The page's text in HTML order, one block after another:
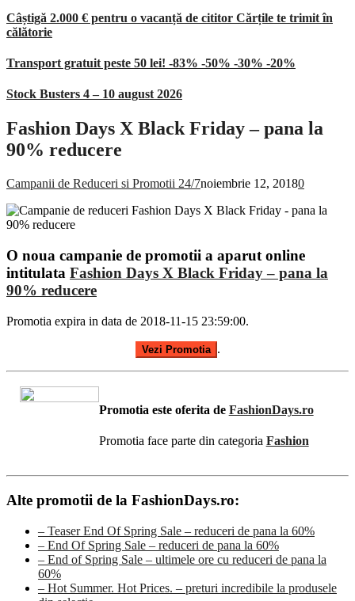
Câștigă 2.000 € pentru o vacanță de cititor Cărțile te trimit în
călătorie
Transport gratuit peste 50 lei! -83% -50% -30% -20%
Stock Busters 4 – 10 august 2026
Fashion Days X Black Friday – pana la
90% reducere
Campanii de Reduceri si Promotii 24/7noiembrie 12, 20180
O noua campanie de promotii a aparut online
intitulata Fashion Days X Black Friday – pana la
90% reducere
Promotia expira in data de 2018-11-15 23:59:00.
Vezi Promotia .
Promotia este oferita de FashionDays.ro
Promotia face parte din categoria Fashion
Alte promotii de la FashionDays.ro:
– Teaser End Of Spring Sale – reduceri de pana la 60%
– End Of Spring Sale – reduceri de pana la 60%
– End of Spring Sale – ultimele ore cu reduceri de pana la
60%
– Hot Summer. Hot Prices. – preturi incredibile la produsele